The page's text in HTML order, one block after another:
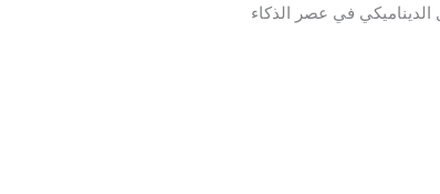
الديناميكي في عصر الذكاء